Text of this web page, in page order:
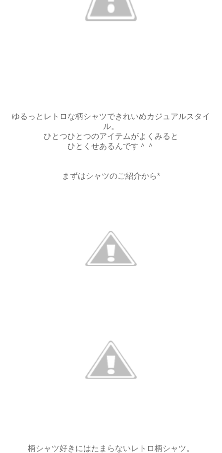
ゆるっとレトロな柄シャツできれいめカジュアルスタイ
ル。
ひとつひとつのアイテムがよくみると
ひとくせあるんです＾＾
まずはシャツのご紹介から*
柄シャツ好きにはたまらないレトロ柄シャツ。